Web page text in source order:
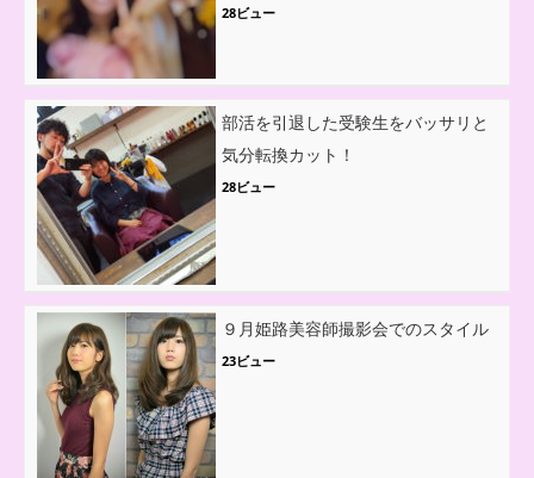
28ビュー
部活を引退した受験生をバッサリと
気分転換カット！
28ビュー
９月姫路美容師撮影会でのスタイル
23ビュー